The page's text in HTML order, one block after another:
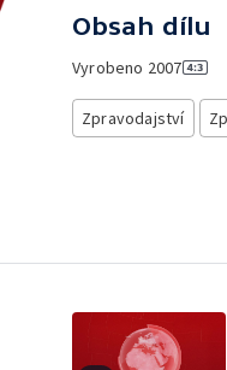
Obsah dílu
Vyrobeno 2007
Zpravodajství